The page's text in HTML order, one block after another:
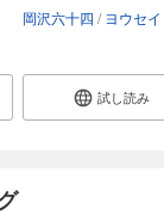
試し読み
合併号
岡沢六十四 ヨウセイ
試し読み